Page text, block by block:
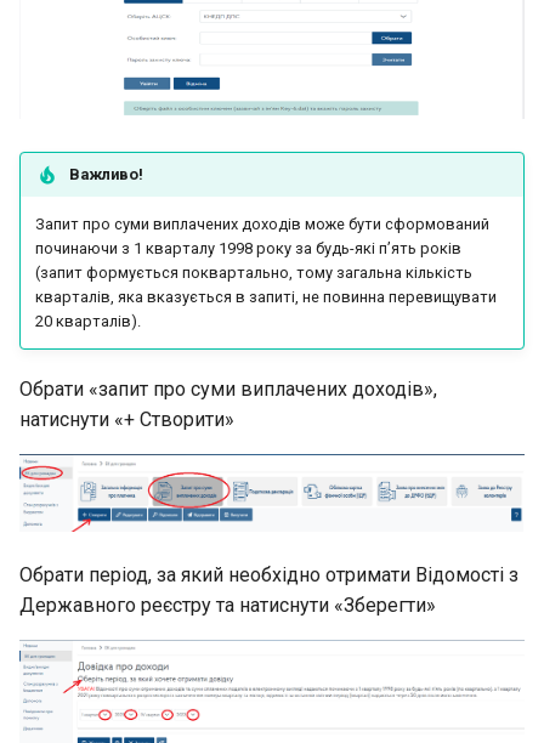
1. Блок даних – Особиста
інформація
народження/Місце
проживання
3. Блок даних –
Документ, що посвідчує
особу
копії документів
Одноразова (спеціальна)
добровільна декларація
обов’язок сплатити суму
грошового зобов’язання
(ППР)
Важливо!
Запит про суми виплачених доходів може бути сформований
починаючи з 1 кварталу 1998 року за будь-які п’ять років
(запит формується поквартально, тому загальна кількість
кварталів, яка вказується в запиті, не повинна перевищувати
20 кварталів).
Обрати «запит про суми виплачених доходів»,
натиснути «+ Створити»
Обрати період, за який необхідно отримати Відомості з
Державного реєстру та натиснути «Зберегти»